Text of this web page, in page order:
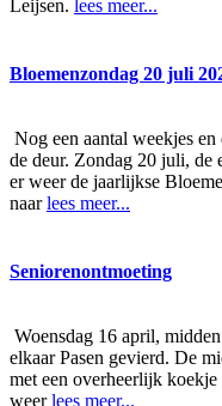
Leijsen. lees meer...
Bloemenzondag 20 juli
Nog een aantal weekjes
de deur. Zondag 20 juli, de
er weer de jaarlijkse
naarlees meer...
Seniorenontmoeting
Woensdag 16 april,
elkaar Pasen gevierd. De
met een overheerlijk
weerlees meer...